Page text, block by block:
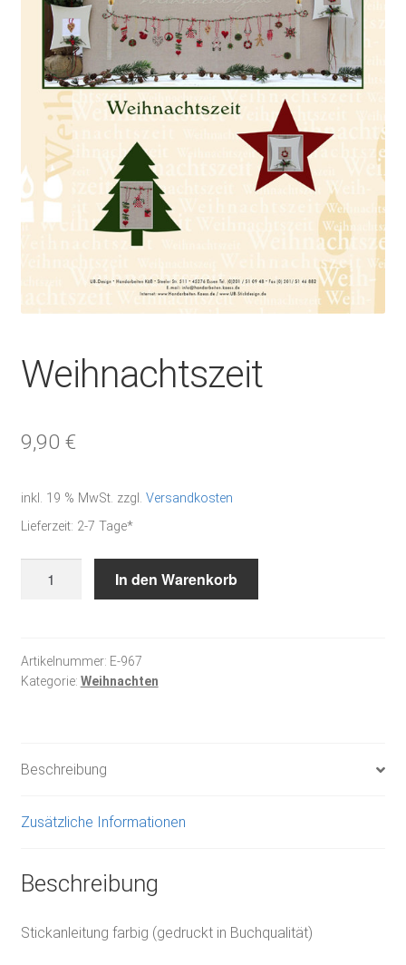
Weihnachtszeit
9,90 €
inkl. 19 % MwSt. zzgl. Versandkosten
Lieferzeit: 2-7 Tage*
In den Warenkorb
Artikelnummer: E-967
Kategorie: Weihnachten
Beschreibung
Zusätzliche Informationen
Beschreibung
Stickanleitung farbig (gedruckt in Buchqualität)